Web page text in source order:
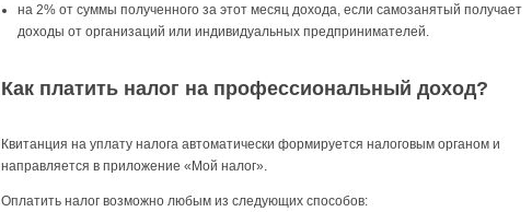
на 2% от суммы полученного за этот месяц дохода, если самозанятый получает
доходы от организаций или индивидуальных предпринимателей.
Как платить налог на профессиональный доход?
Квитанция на уплату налога автоматически формируется налоговым органом и
направляется в приложение «Мой налог».
Оплатить налог возможно любым из следующих способов: